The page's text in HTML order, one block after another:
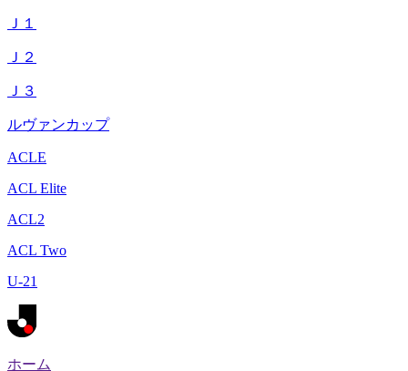
Ｊ１
Ｊ２
Ｊ３
ルヴァンカップ
ACLE
ACL Elite
ACL2
ACL Two
U-21
ホーム